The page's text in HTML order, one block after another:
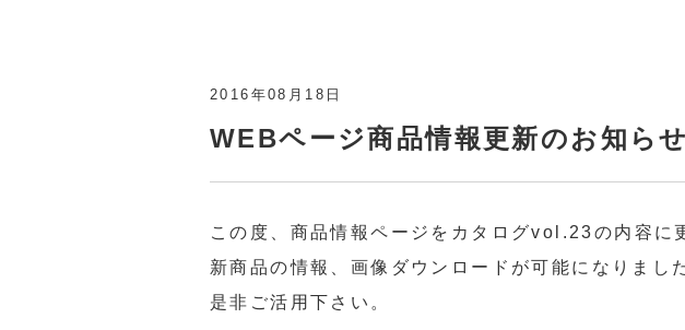
2016年08月18日
WEBページ商品情報更新のお知らせ
この度、商品情報ページをカタログvol.23の内容に
新商品の情報、画像ダウンロードが可能になりまし
是非ご活用下さい。